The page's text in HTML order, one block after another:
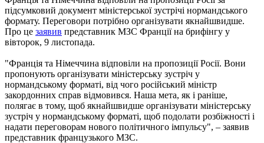
підсумковий документ міністерської зустрічі нормандського
формату. Переговори потрібно організувати якнайшвидше.
Про це заявив представник МЗС Франції на брифінгу у
вівторок, 9 листопада.
"Франція та Німеччина відповіли на пропозиції Росії. Вони
пропонують організувати міністерську зустріч у
нормандському форматі, від чого російський міністр
закордонних справ відмовився. Наша мета, як і раніше,
полягає в тому, щоб якнайшвидше організувати міністерську
зустріч у нормандському форматі, щоб подолати розбіжності і
надати переговорам нового політичного імпульсу", – заявив
представник французького МЗС.